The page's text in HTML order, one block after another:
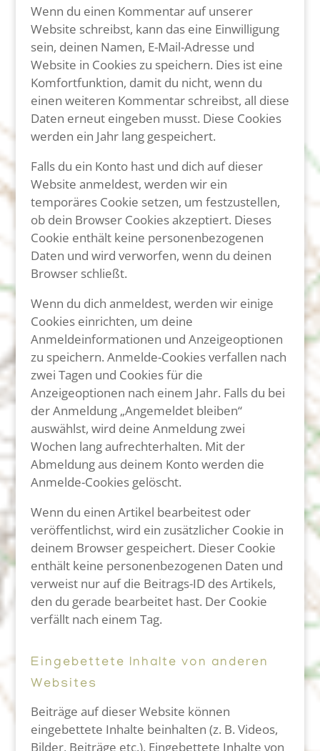
Wenn du einen Kommentar auf unserer
Website schreibst, kann das eine Einwilligung
sein, deinen Namen, E-Mail-Adresse und
Website in Cookies zu speichern. Dies ist eine
Komfortfunktion, damit du nicht, wenn du
einen weiteren Kommentar schreibst, all diese
Daten erneut eingeben musst. Diese Cookies
werden ein Jahr lang gespeichert.
Falls du ein Konto hast und dich auf dieser
Website anmeldest, werden wir ein
temporäres Cookie setzen, um festzustellen,
ob dein Browser Cookies akzeptiert. Dieses
Cookie enthält keine personenbezogenen
Daten und wird verworfen, wenn du deinen
Browser schließt.
Wenn du dich anmeldest, werden wir einige
Cookies einrichten, um deine
Anmeldeinformationen und Anzeigeoptionen
zu speichern. Anmelde-Cookies verfallen nach
zwei Tagen und Cookies für die
Anzeigeoptionen nach einem Jahr. Falls du bei
der Anmeldung „Angemeldet bleiben“
auswählst, wird deine Anmeldung zwei
Wochen lang aufrechterhalten. Mit der
Abmeldung aus deinem Konto werden die
Anmelde-Cookies gelöscht.
Wenn du einen Artikel bearbeitest oder
veröffentlichst, wird ein zusätzlicher Cookie in
deinem Browser gespeichert. Dieser Cookie
enthält keine personenbezogenen Daten und
verweist nur auf die Beitrags-ID des Artikels,
den du gerade bearbeitet hast. Der Cookie
verfällt nach einem Tag.
Eingebettete Inhalte von anderen
Websites
Beiträge auf dieser Website können
eingebettete Inhalte beinhalten (z. B. Videos,
Bilder, Beiträge etc.). Eingebettete Inhalte von